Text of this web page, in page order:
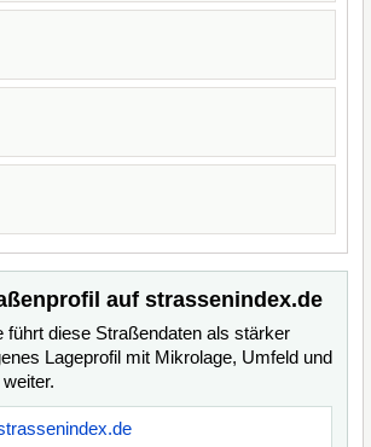
auf strassenindex.de
führt diese Straßendaten als stärker
Lageprofil mit Mikrolage, Umfeld und